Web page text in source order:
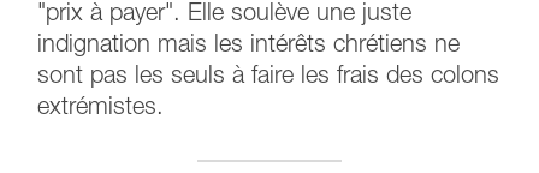
"prix à payer". Elle soulève une juste
indignation mais les intérêts chrétiens ne
sont pas les seuls à faire les frais des colons
extrémistes.